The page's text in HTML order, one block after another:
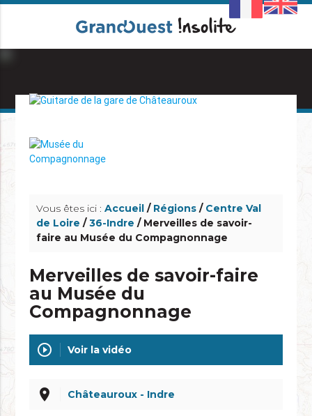
Vous êtes ici :Accueil / Régions / Centre Val
de Loire /36-Indre / Merveilles de savoir-
faire au Musée du Compagnonnage
Merveilles de savoir-faire
au Musée du
Compagnonnage
play_circle_outline Voir la vidéo
place Châteauroux - Indre